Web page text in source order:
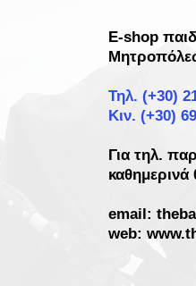
E-shop
Τηλ. (+30)
Κιν. (+30)
Για τηλ.
καθημερινά
email:
web: www.